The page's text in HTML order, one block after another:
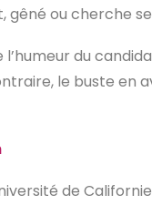
ou cherche
l’humeur du
le buste
de